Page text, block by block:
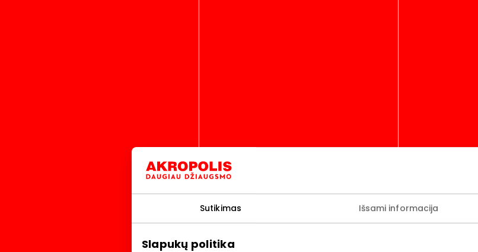
Sutikimas Išsami informacija
Slapukų politika
Akropolis
Dylas vasara 2026 akcijų registracija
JAMAM 2026 akcijų registracija
Kalėdų akcijų registracija